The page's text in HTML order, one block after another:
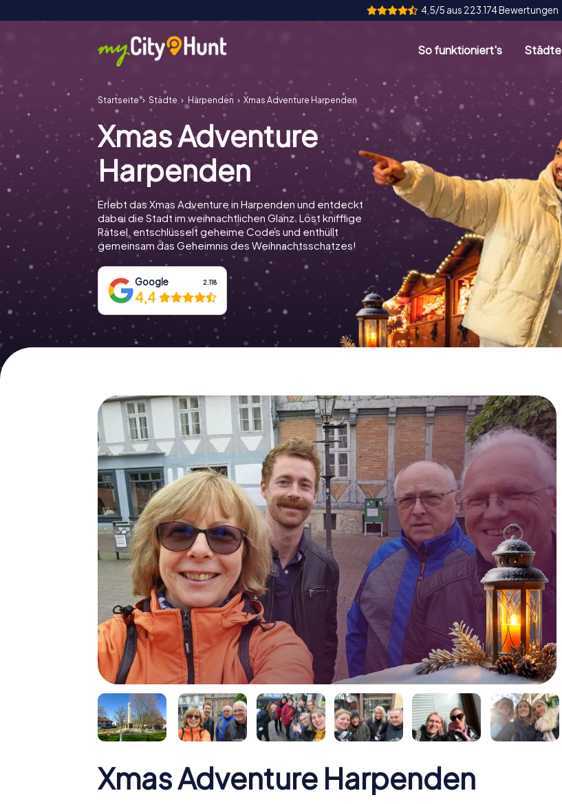
4,5/5 aus 223.174 Bewertungen
So funktioniert's Städte
Startseite Städte Harpenden Xmas Adventure Harpenden
Xmas Adventure
Harpenden
Erlebt das Xmas Adventure in Harpenden und entdeckt
dabei die Stadt im weihnachtlichen Glanz. Löst knifflige
Rätsel, entschlüsselt geheime Codes und enthüllt
gemeinsam das Geheimnis des Weihnachtsschatzes!
Google 2.118
4,4
Xmas Adventure Harpenden